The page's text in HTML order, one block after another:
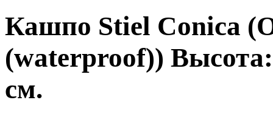
Кашпо Stiel Conica
(waterproof))
см.